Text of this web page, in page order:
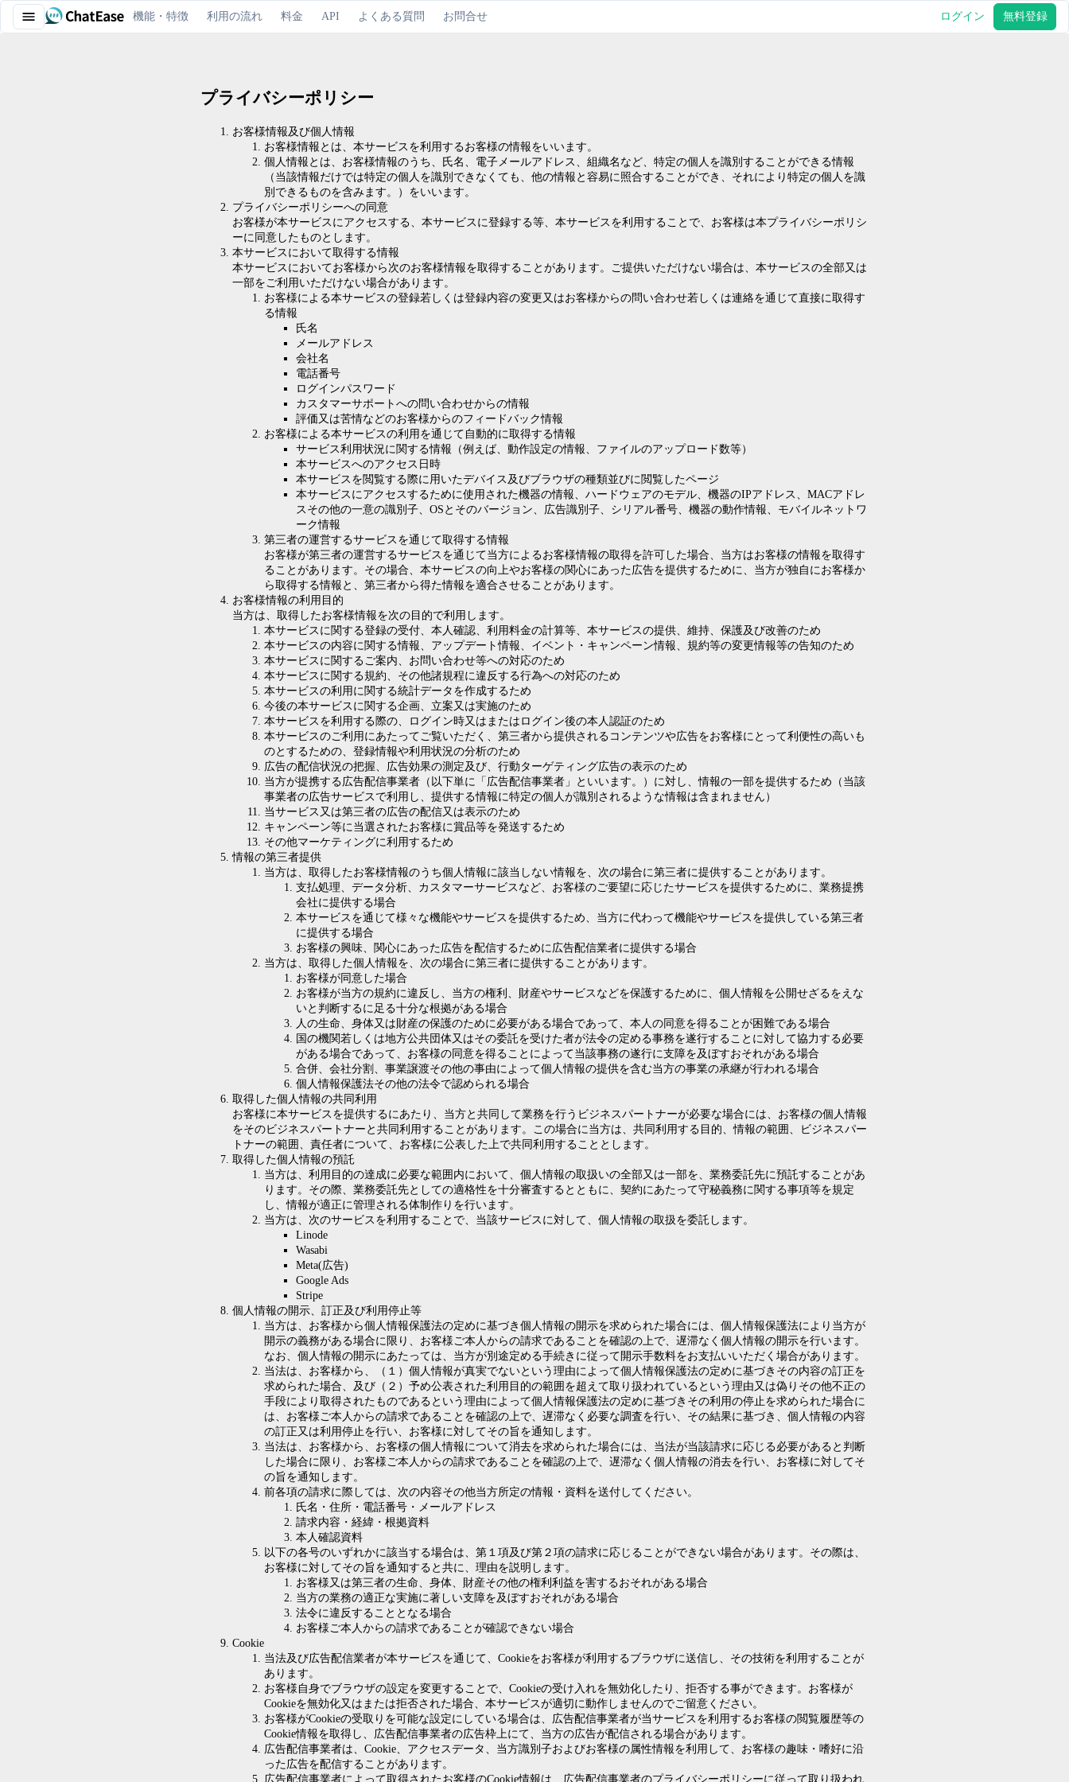
機能・特徴 利用の流れ 料金 API よくある質問 お問合せ ログイン 無料登録
プライバシーポリシー
お客様情報及び個人情報
お客様情報とは、本サービスを利用するお客様の情報をいいます。
個人情報とは、お客様情報のうち、氏名、電子メールアドレス、組織名など、特定の個人を識別することができる情報
（当該情報だけでは特定の個人を識別できなくても、他の情報と容易に照合することができ、それにより特定の個人を識
別できるものを含みます。）をいいます。
プライバシーポリシーへの同意
お客様が本サービスにアクセスする、本サービスに登録する等、本サービスを利用することで、お客様は本プライバシーポリシ
ーに同意したものとします。
本サービスにおいて取得する情報
本サービスにおいてお客様から次のお客様情報を取得することがあります。ご提供いただけない場合は、本サービスの全部又は
一部をご利用いただけない場合があります。
お客様による本サービスの登録若しくは登録内容の変更又はお客様からの問い合わせ若しくは連絡を通じて直接に取得す
る情報
氏名
メールアドレス
会社名
電話番号
ログインパスワード
カスタマーサポートへの問い合わせからの情報
評価又は苦情などのお客様からのフィードバック情報
お客様による本サービスの利用を通じて自動的に取得する情報
サービス利用状況に関する情報（例えば、動作設定の情報、ファイルのアップロード数等）
本サービスへのアクセス日時
本サービスを閲覧する際に用いたデバイス及びブラウザの種類並びに閲覧したページ
本サービスにアクセスするために使用された機器の情報、ハードウェアのモデル、機器のIPアドレス、MACアドレ
スその他の一意の識別子、OSとそのバージョン、広告識別子、シリアル番号、機器の動作情報、モバイルネットワ
ーク情報
第三者の運営するサービスを通じて取得する情報
お客様が第三者の運営するサービスを通じて当方によるお客様情報の取得を許可した場合、当方はお客様の情報を取得す
ることがあります。その場合、本サービスの向上やお客様の関心にあった広告を提供するために、当方が独自にお客様か
ら取得する情報と、第三者から得た情報を適合させることがあります。
お客様情報の利用目的
当方は、取得したお客様情報を次の目的で利用します。
本サービスに関する登録の受付、本人確認、利用料金の計算等、本サービスの提供、維持、保護及び改善のため
本サービスの内容に関する情報、アップデート情報、イベント・キャンペーン情報、規約等の変更情報等の告知のため
本サービスに関するご案内、お問い合わせ等への対応のため
本サービスに関する規約、その他諸規程に違反する行為への対応のため
本サービスの利用に関する統計データを作成するため
今後の本サービスに関する企画、立案又は実施のため
本サービスを利用する際の、ログイン時又はまたはログイン後の本人認証のため
本サービスのご利用にあたってご覧いただく、第三者から提供されるコンテンツや広告をお客様にとって利便性の高いも
のとするための、登録情報や利用状況の分析のため
広告の配信状況の把握、広告効果の測定及び、行動ターゲティング広告の表示のため
当方が提携する広告配信事業者（以下単に「広告配信事業者」といいます。）に対し、情報の一部を提供するため（当該
事業者の広告サービスで利用し、提供する情報に特定の個人が識別されるような情報は含まれません）
当サービス又は第三者の広告の配信又は表示のため
キャンペーン等に当選されたお客様に賞品等を発送するため
その他マーケティングに利用するため
情報の第三者提供
当方は、取得したお客様情報のうち個人情報に該当しない情報を、次の場合に第三者に提供することがあります。
支払処理、データ分析、カスタマーサービスなど、お客様のご要望に応じたサービスを提供するために、業務提携
会社に提供する場合
本サービスを通じて様々な機能やサービスを提供するため、当方に代わって機能やサービスを提供している第三者
に提供する場合
お客様の興味、関心にあった広告を配信するために広告配信業者に提供する場合
当方は、取得した個人情報を、次の場合に第三者に提供することがあります。
お客様が同意した場合
お客様が当方の規約に違反し、当方の権利、財産やサービスなどを保護するために、個人情報を公開せざるをえな
いと判断するに足る十分な根拠がある場合
人の生命、身体又は財産の保護のために必要がある場合であって、本人の同意を得ることが困難である場合
国の機関若しくは地方公共団体又はその委託を受けた者が法令の定める事務を遂行することに対して協力する必要
がある場合であって、お客様の同意を得ることによって当該事務の遂行に支障を及ぼすおそれがある場合
合併、会社分割、事業譲渡その他の事由によって個人情報の提供を含む当方の事業の承継が行われる場合
個人情報保護法その他の法令で認められる場合
取得した個人情報の共同利用
お客様に本サービスを提供するにあたり、当方と共同して業務を行うビジネスパートナーが必要な場合には、お客様の個人情報
をそのビジネスパートナーと共同利用することがあります。この場合に当方は、共同利用する目的、情報の範囲、ビジネスパー
トナーの範囲、責任者について、お客様に公表した上で共同利用することとします。
取得した個人情報の預託
当方は、利用目的の達成に必要な範囲内において、個人情報の取扱いの全部又は一部を、業務委託先に預託することがあ
ります。その際、業務委託先としての適格性を十分審査するとともに、契約にあたって守秘義務に関する事項等を規定
し、情報が適正に管理される体制作りを行います。
当方は、次のサービスを利用することで、当該サービスに対して、個人情報の取扱を委託します。
Linode
Wasabi
Meta(広告)
Google Ads
Stripe
個人情報の開示、訂正及び利用停止等
当方は、お客様から個人情報保護法の定めに基づき個人情報の開示を求められた場合には、個人情報保護法により当方が
開示の義務がある場合に限り、お客様ご本人からの請求であることを確認の上で、遅滞なく個人情報の開示を行います。
なお、個人情報の開示にあたっては、当方が別途定める手続きに従って開示手数料をお支払いいただく場合があります。
当法は、お客様から、（１）個人情報が真実でないという理由によって個人情報保護法の定めに基づきその内容の訂正を
求められた場合、及び（２）予め公表された利用目的の範囲を超えて取り扱われているという理由又は偽りその他不正の
手段により取得されたものであるという理由によって個人情報保護法の定めに基づきその利用の停止を求められた場合に
は、お客様ご本人からの請求であることを確認の上で、遅滞なく必要な調査を行い、その結果に基づき、個人情報の内容
の訂正又は利用停止を行い、お客様に対してその旨を通知します。
当法は、お客様から、お客様の個人情報について消去を求められた場合には、当法が当該請求に応じる必要があると判断
した場合に限り、お客様ご本人からの請求であることを確認の上で、遅滞なく個人情報の消去を行い、お客様に対してそ
の旨を通知します。
前各項の請求に際しては、次の内容その他当方所定の情報・資料を送付してください。
氏名・住所・電話番号・メールアドレス
請求内容・経緯・根拠資料
本人確認資料
以下の各号のいずれかに該当する場合は、第１項及び第２項の請求に応じることができない場合があります。その際は、
お客様に対してその旨を通知すると共に、理由を説明します。
お客様又は第三者の生命、身体、財産その他の権利利益を害するおそれがある場合
当方の業務の適正な実施に著しい支障を及ぼすおそれがある場合
法令に違反することとなる場合
お客様ご本人からの請求であることが確認できない場合
Cookie
当法及び広告配信業者が本サービスを通じて、Cookieをお客様が利用するブラウザに送信し、その技術を利用することが
あります。
お客様自身でブラウザの設定を変更することで、Cookieの受け入れを無効化したり、拒否する事ができます。お客様が
Cookieを無効化又はまたは拒否された場合、本サービスが適切に動作しませんのでご留意ください。
お客様がCookieの受取りを可能な設定にしている場合は、広告配信事業者が当サービスを利用するお客様の閲覧履歴等の
Cookie情報を取得し、広告配信事業者の広告枠上にて、当方の広告が配信される場合があります。
広告配信事業者は、Cookie、アクセスデータ、当方識別子およびお客様の属性情報を利用して、お客様の趣味・嗜好に沿
った広告を配信することがあります。
広告配信事業者によって取得されたお客様のCookie情報は、広告配信事業者のプライバシーポリシーに従って取り扱われ